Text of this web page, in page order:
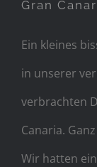
Gran
Ein kleines
in unserer
verbrachten
Canaria.
Wir hatten